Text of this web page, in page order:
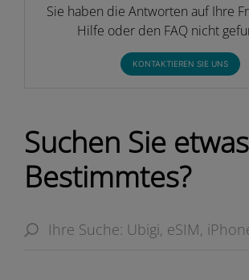
Sie haben die Antworten auf Ihre
Hilfe oder den FAQ nicht
KONTAKTIEREN SIE UNS
Suchen Sie etwas
Bestimmtes?